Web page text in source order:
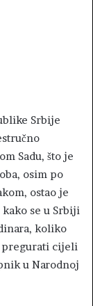
Srbije
Sadu, što je
osim po
ostao je
se u Srbiji
koliko
pregurati cijeli
u Narodnoj